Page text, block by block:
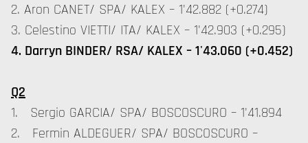
2. Aron CANET/ SPA/ KALEX – 1'42.882 (+0.274)
3. Celestino VIETTI/ ITA/ KALEX – 1'42.903 (+0.295)
4. Darryn BINDER/ RSA/ KALEX – 1'43.060 (+0.452)
Q2
1. Sergio GARCIA/ SPA/ BOSCOSCURO – 1'41.894
2. Fermin ALDEGUER/ SPA/ BOSCOSCURO –